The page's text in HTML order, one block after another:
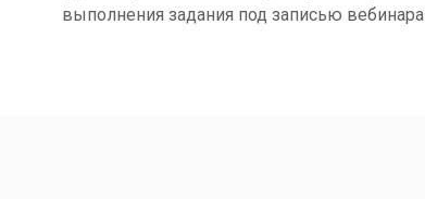
выполнения задания под записью вебинара